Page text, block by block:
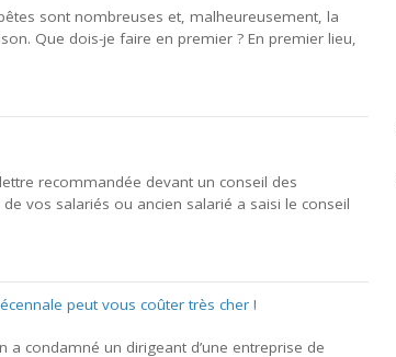
sont nombreuses et, malheureusement, la
Que dois-je faire en premier ? En premier lieu,
recommandée devant un conseil des
vos salariés ou ancien salarié a saisi le conseil
peut vous coûter très cher !
condamné un dirigeant d’une entreprise de